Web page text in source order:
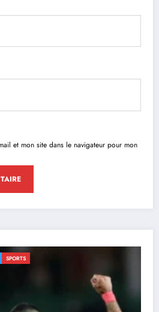
et mon site dans le navigateur pour mon